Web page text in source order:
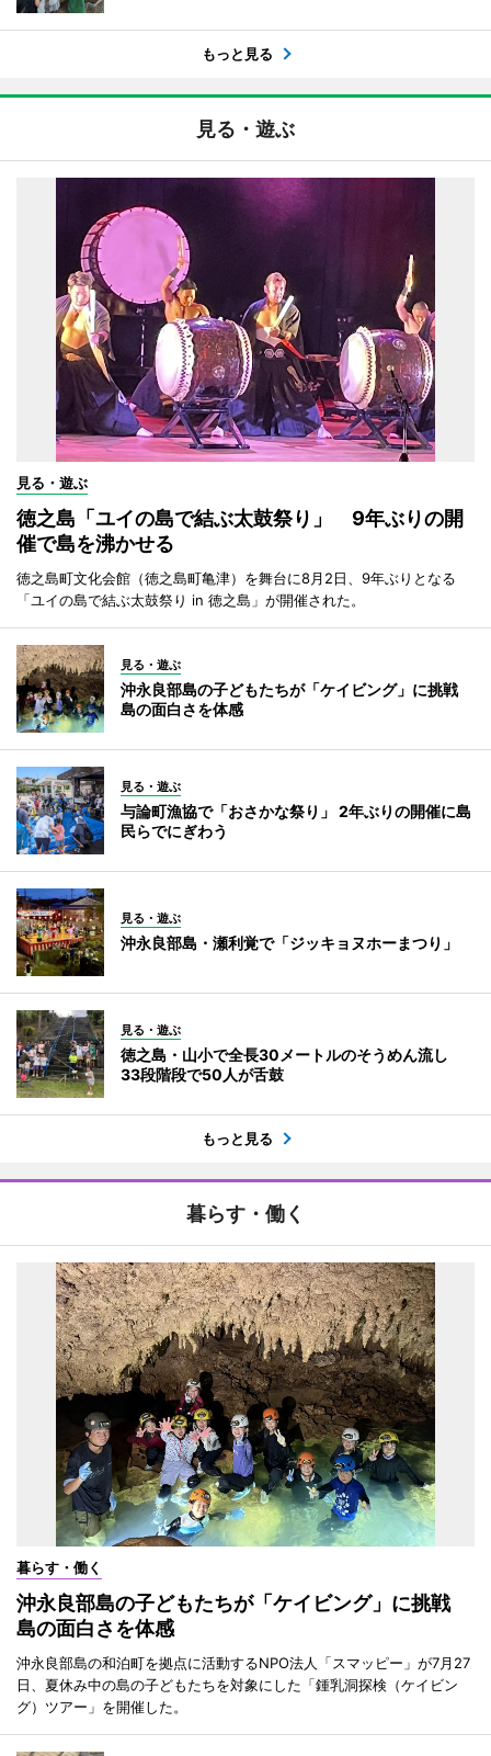
もっと見る
見る・遊ぶ
見る・遊ぶ
徳之島「ユイの島で結ぶ太鼓祭り」 9年ぶりの開
催で島を沸かせる
徳之島町文化会館（徳之島町亀津）を舞台に8月2日、9年ぶりとなる
「ユイの島で結ぶ太鼓祭り in 徳之島」が開催された。
見る・遊ぶ
沖永良部島の子どもたちが「ケイビング」に挑戦
島の面白さを体感
見る・遊ぶ
与論町漁協で「おさかな祭り」 2年ぶりの開催に島
民らでにぎわう
見る・遊ぶ
沖永良部島・瀬利覚で「ジッキョヌホーまつり」
見る・遊ぶ
徳之島・山小で全長30メートルのそうめん流し
33段階段で50人が舌鼓
もっと見る
暮らす・働く
暮らす・働く
沖永良部島の子どもたちが「ケイビング」に挑戦
島の面白さを体感
沖永良部島の和泊町を拠点に活動するNPO法人「スマッピー」が7月27
日、夏休み中の島の子どもたちを対象にした「鍾乳洞探検（ケイビン
グ）ツアー」を開催した。